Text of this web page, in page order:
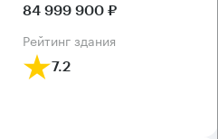
84 999 900 ₽
рейтинг здания
7.2